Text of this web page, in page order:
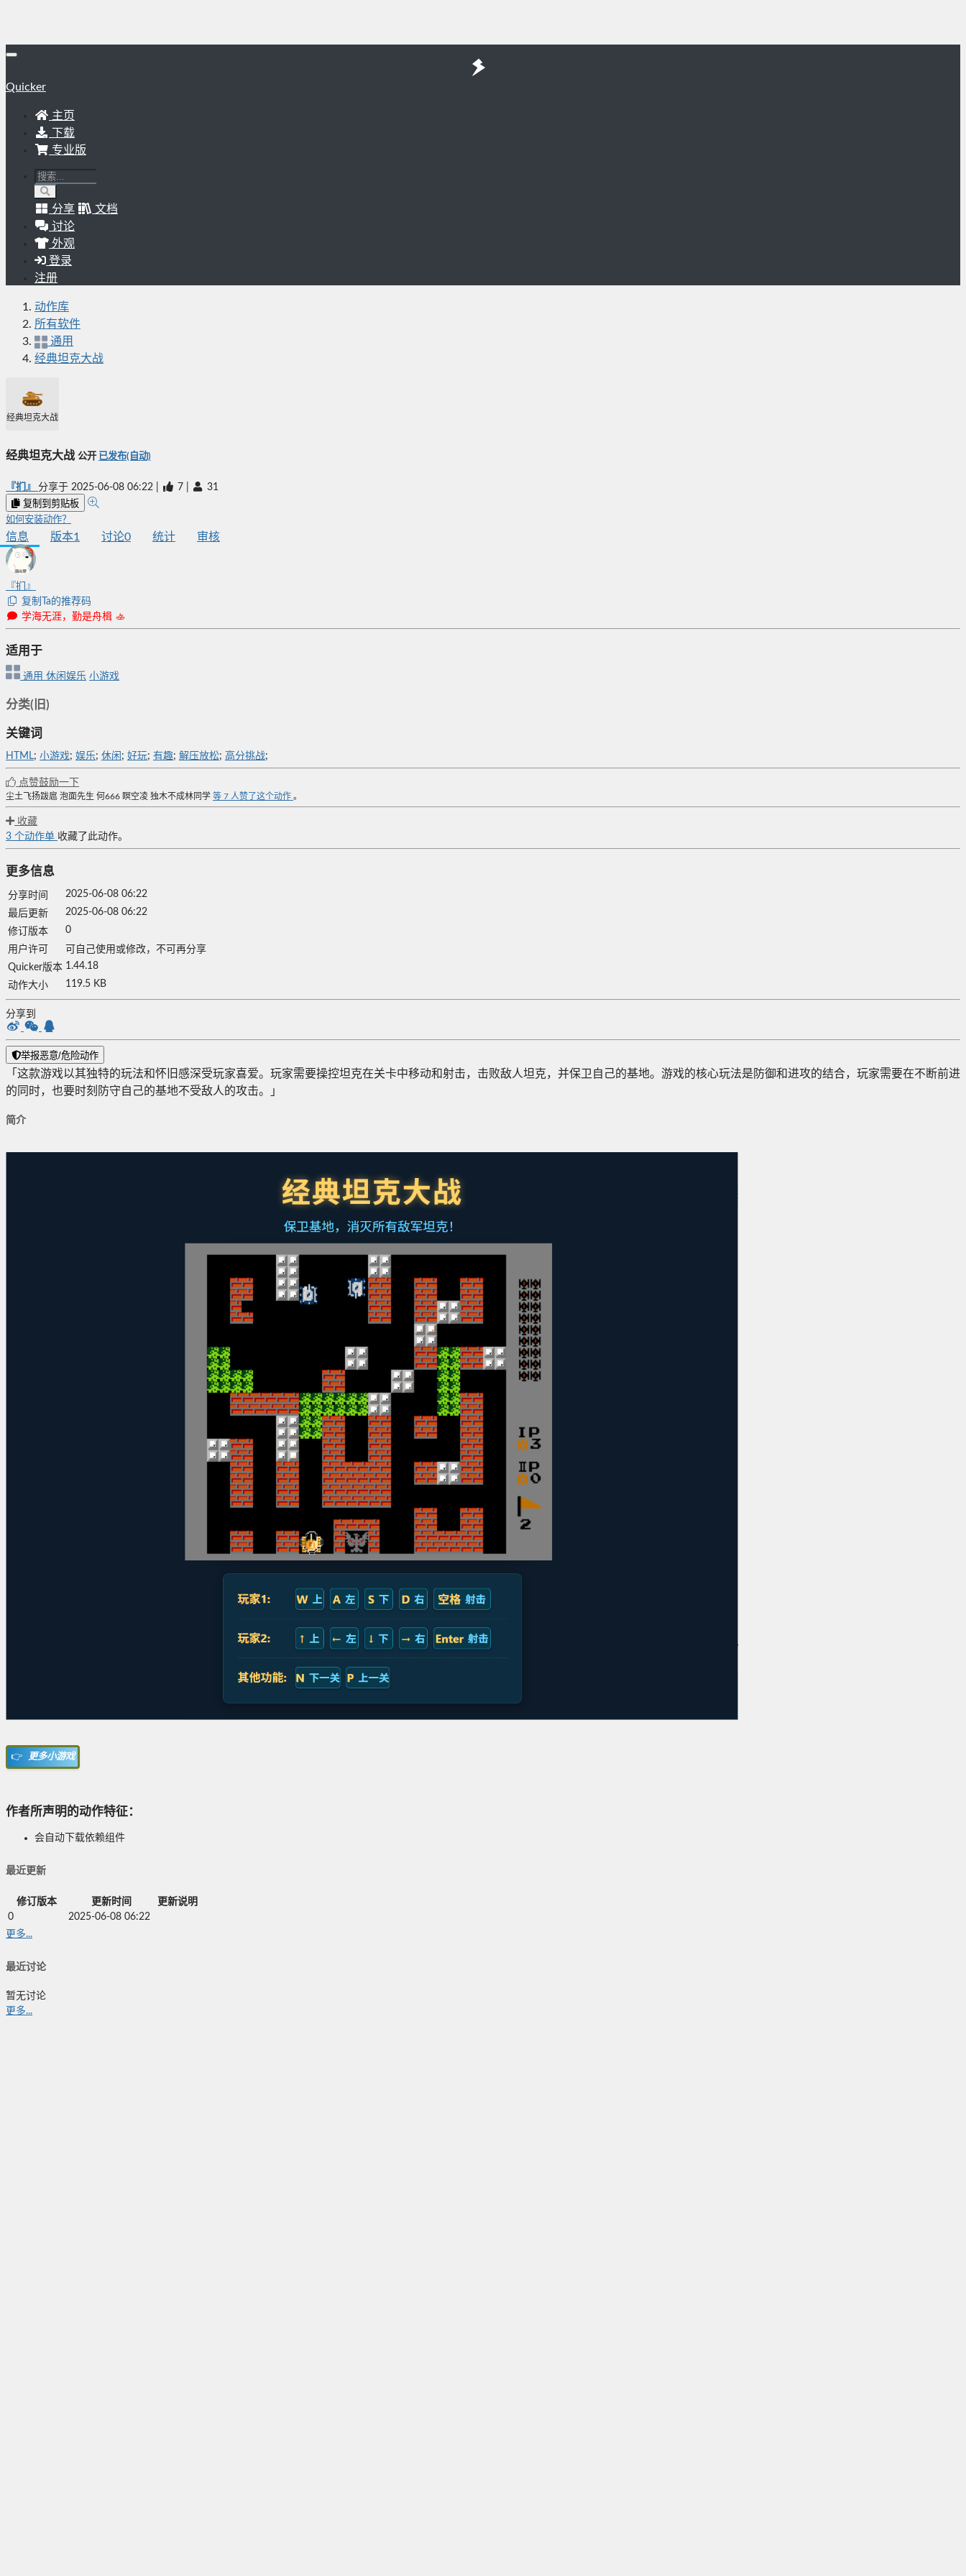
Quicker
主页
下载
专业版
分享
文档
讨论
外观
登录
注册
动作库
所有软件
通用
经典坦克大战
经典坦克大战
经典坦克大战 公开 已发布(自动)
『扪』 分享于 2025-06-08 06:22 7 31
复制到剪贴板
如何安装动作？
信息 版本1 讨论0 统计 审核
『扪』
复制Ta的推荐码
学海无涯，勤是舟楫 🚣
适用于
通用 休闲娱乐 小游戏
分类(旧)
关键词
HTML; 小游戏; 娱乐; 休闲 ; 好玩; 有趣; 解压放松; 高分挑战;
点赞鼓励一下
尘土飞扬跋扈 泡面先生 何666 瞑空凌 独木不成林同学 等 7 人赞了这个动作 。
收藏
3 个动作单 收藏了此动作。
更多信息
分享时间
2025-06-08 06:22
最后更新
2025-06-08 06:22
修订版本
0
用户许可
可自己使用或修改，不可再分享
Quicker版本 1.44.18
动作大小
119.5 KB
分享到
举报恶意/危险动作
「这款游戏以其独特的玩法和怀旧感深受玩家喜爱。玩家需要操控坦克在关卡中移动和射击，击败敌人坦克，并保卫自己的基地。游戏的核心玩法是防御和进攻的结合，玩家需要在不断前进
的同时，也要时刻防守自己的基地不受敌人的攻击。 」
简介
👉 更多小游戏
作者所声明的动作特征：
会自动下载依赖组件
最近更新
修订版本 更新时间
更新说明
0
2025-06-08 06:22
更多...
最近讨论
暂无讨论
更多...